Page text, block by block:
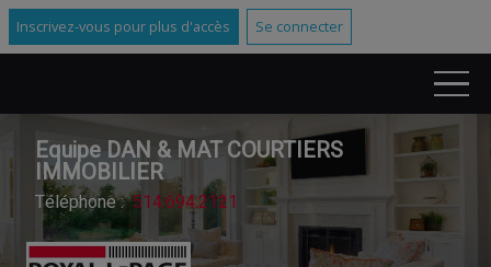
Inscrivez-vous pour plus d'accès Se connecter
Equipe DAN & MAT COURTIERS
IMMOBILIER
Téléphone :514.694.2121